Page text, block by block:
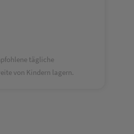
tägliche
von Kindern lagern.